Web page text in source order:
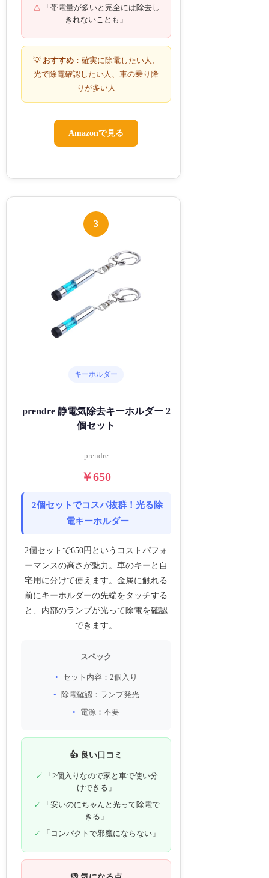
「帯電量が多いと完全には除去し
きれないことも」
💡 おすすめ：確実に除電したい人、
光で除電確認したい人、車の乗り降
りが多い人
Amazonで見る
3
キーホルダー
prendre 静電気除去キーホルダー 2
個セット
prendre
￥650
2個セットでコスパ抜群！光る除
電キーホルダー
2個セットで650円というコストパフォ
ーマンスの高さが魅力。車のキーと自
宅用に分けて使えます。金属に触れる
前にキーホルダーの先端をタッチする
と、内部のランプが光って除電を確認
できます。
スペック
セット内容：2個入り
除電確認：ランプ発光
電源：不要
👍 良い口コミ
「2個入りなので家と車で使い分
けできる」
「安いのにちゃんと光って除電で
きる」
「コンパクトで邪魔にならない」